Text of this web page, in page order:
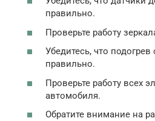
правильно.
Проверьте работу
Убедитесь, что подогрев
правильно.
Проверьте работу всех
автомобиля.
Обратите внимание на